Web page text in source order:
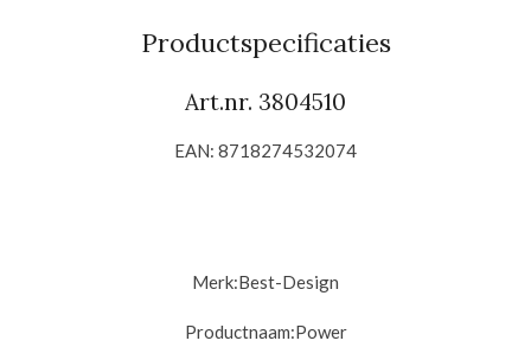
n
Productspecificaties
Art.nr. 3804510
EAN: 8718274532074
Merk:Best-Design
Productnaam:Power